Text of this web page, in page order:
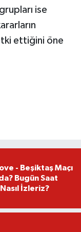
ise
ettiğini öne
- Beşiktaş Maçı
Bugün Saat
İzleriz?